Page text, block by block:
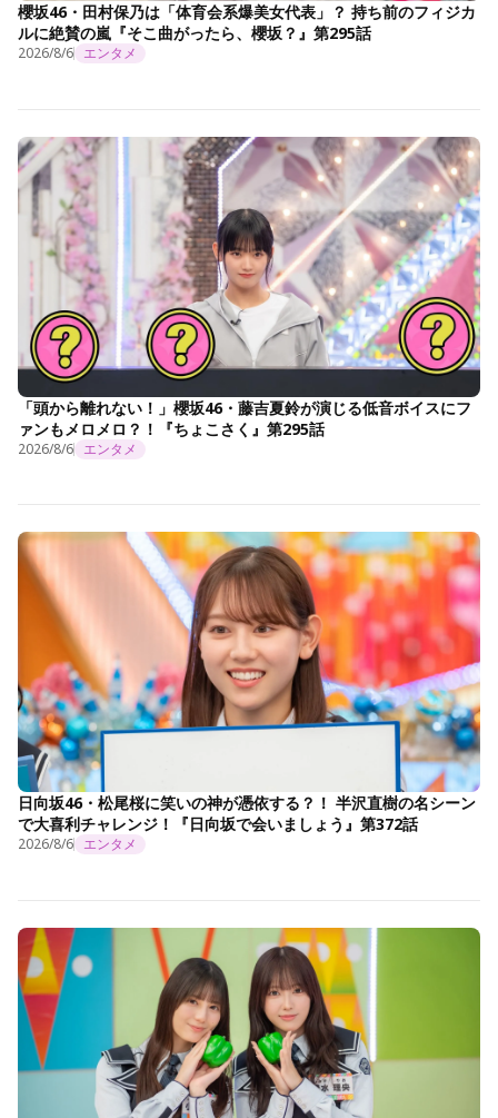
櫻坂46・田村保乃は「体育会系爆美女代表」？ 持ち前のフィジカ
ルに絶賛の嵐『そこ曲がったら、櫻坂？』第295話
2026/8/6 エンタメ
「頭から離れない！」櫻坂46・藤吉夏鈴が演じる低音ボイスにフ
ァンもメロメロ？！『ちょこさく』第295話
2026/8/6 エンタメ
日向坂46・松尾桜に笑いの神が憑依する？！ 半沢直樹の名シーン
で大喜利チャレンジ！『日向坂で会いましょう』第372話
2026/8/6 エンタメ